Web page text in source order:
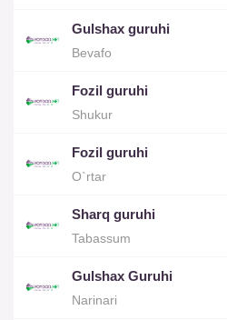
Gulshax guruhi
Bevafo
Fozil guruhi
Shukur
Fozil guruhi
O`rtar
Sharq guruhi
Tabassum
Gulshax Guruhi
Narinari